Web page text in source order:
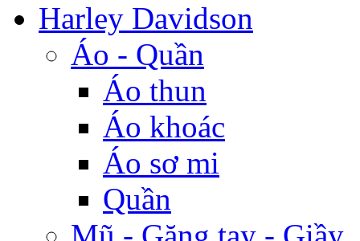
Harley Davidson
Áo - Quần
Áo thun
Áo khoác
Áo sơ mi
Quần